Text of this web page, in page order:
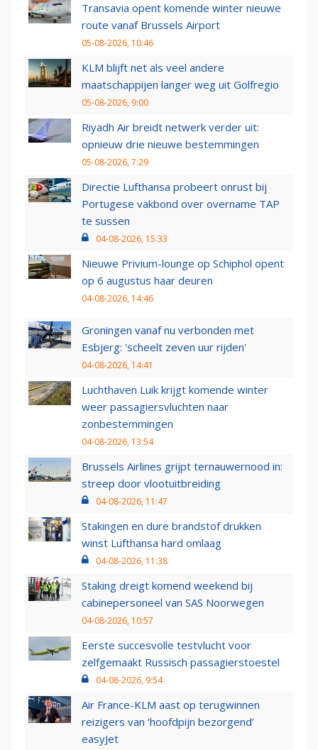
Transavia opent komende winter nieuwe
route vanaf Brussels Airport
05-08-2026, 10:46
KLM blijft net als veel andere
maatschappijen langer weg uit Golfregio
05-08-2026, 9:00
Riyadh Air breidt netwerk verder uit:
opnieuw drie nieuwe bestemmingen
05-08-2026, 7:29
Directie Lufthansa probeert onrust bij
Portugese vakbond over overname TAP
te sussen
04-08-2026, 15:33
Nieuwe Privium-lounge op Schiphol opent
op 6 augustus haar deuren
04-08-2026, 14:46
Groningen vanaf nu verbonden met
Esbjerg: 'scheelt zeven uur rijden'
04-08-2026, 14:41
Luchthaven Luik krijgt komende winter
weer passagiersvluchten naar
zonbestemmingen
04-08-2026, 13:54
Brussels Airlines grijpt ternauwernood in:
streep door vlootuitbreiding
04-08-2026, 11:47
Stakingen en dure brandstof drukken
winst Lufthansa hard omlaag
04-08-2026, 11:38
Staking dreigt komend weekend bij
cabinepersoneel van SAS Noorwegen
04-08-2026, 10:57
Eerste succesvolle testvlucht voor
zelfgemaakt Russisch passagierstoestel
04-08-2026, 9:54
Air France-KLM aast op terugwinnen
reizigers van ‘hoofdpijn bezorgend’
easyJet